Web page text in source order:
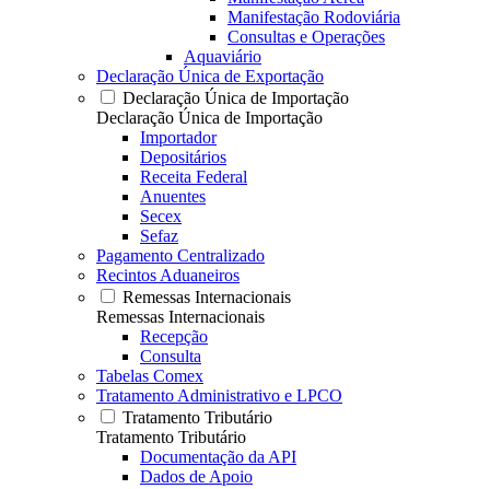
Manifestação Rodoviária
Consultas e Operações
Aquaviário
Declaração Única de Exportação
Declaração Única de Importação
Declaração Única de Importação
Importador
Depositários
Receita Federal
Anuentes
Secex
Sefaz
Pagamento Centralizado
Recintos Aduaneiros
Remessas Internacionais
Remessas Internacionais
Recepção
Consulta
Tabelas Comex
Tratamento Administrativo e LPCO
Tratamento Tributário
Tratamento Tributário
Documentação da API
Dados de Apoio